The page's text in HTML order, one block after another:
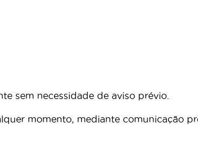
sem necessidade de aviso prévio.
momento, mediante comunicação